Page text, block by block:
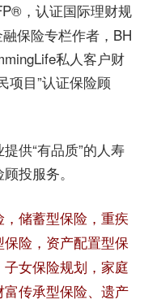
，认证国际理财规
保险专栏作者，BH
私人客户财
项目”认证保险顾
供“有品质”的人寿
投服务。
，储蓄型保险，重疾
险，资产配置型保
女保险规划，家庭
传承型保险、遗产